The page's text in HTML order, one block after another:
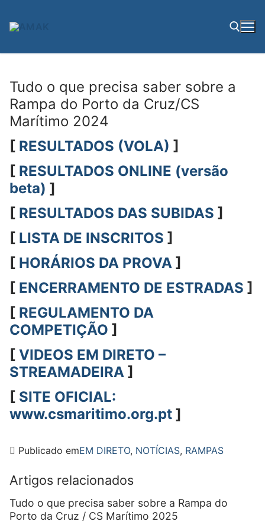
para
Tudo o que precisa saber sobre a
Rampa do Porto da Cruz/CS
Marítimo 2024
[ RESULTADOS (VOLA) ]
[ RESULTADOS ONLINE (versão
beta) ]
[ RESULTADOS DAS SUBIDAS ]
[ LISTA DE INSCRITOS ]
[ HORÁRIOS DA PROVA ]
[ ENCERRAMENTO DE ESTRADAS ]
[ REGULAMENTO DA
COMPETIÇÃO ]
[ VIDEOS EM DIRETO –
STREAMADEIRA ]
[ SITE OFICIAL:
www.csmaritimo.org.pt ]
Publicado emEM DIRETO, NOTÍCIAS, RAMPAS
Artigos relacionados
Tudo o que precisa saber sobre a Rampa do
Porto da Cruz / CS Marítimo 2025